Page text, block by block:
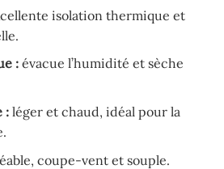
isolation thermique et
: évacue l’humidité et sèche
: léger et chaud, idéal pour la
coupe-vent et souple.